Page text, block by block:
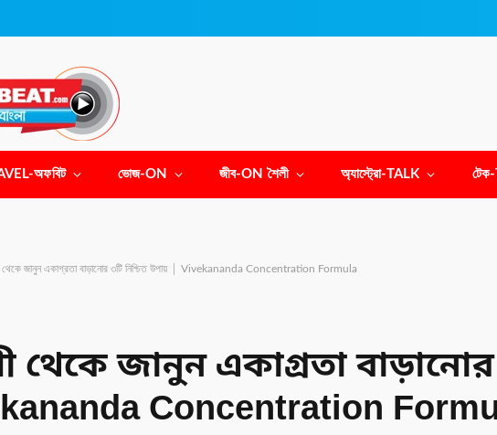
অফবিট ভোজ-ON জীব-ON শৈলী অ্যাস্ট্রো-TALK
থেকে জানুন একাগ্রতা বাড়ানোর ৩টি নিশ্চিত উপায় │ Vivekananda Concentration Formula
থেকে জানুন একাগ্রতা বাড়ানোর
Concentration